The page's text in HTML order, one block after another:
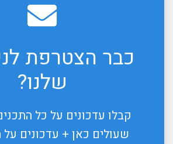
כבר הצטרפת
שלנו?
קבלו עדכונים על כל
שעולים כאן + עדכונים